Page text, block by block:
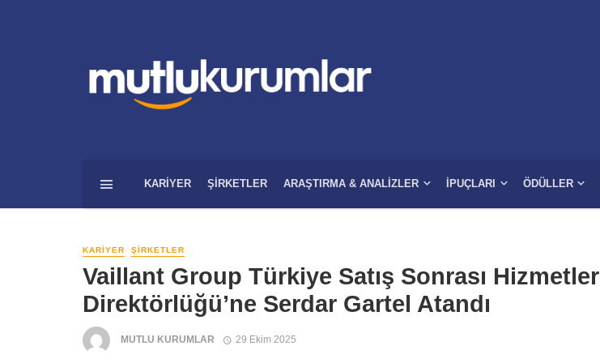
KARIYER ŞIRKETLER ARAŞTIRMA & ANALIZLER İPUÇLARI ÖDÜLLER
KARIYER ŞIRKETLER
Vaillant Group Türkiye Satış Sonrası Hizmetler
Direktörlüğü’ne Serdar Gartel Atandı
MUTLU KURUMLAR 29 Ekim 2025